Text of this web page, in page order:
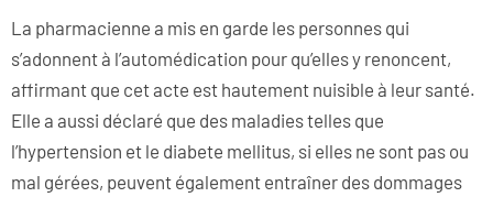
La pharmacienne a mis en garde les personnes qui
s’adonnent à l’automédication pour qu’elles y renoncent,
affirmant que cet acte est hautement nuisible à leur santé.
Elle a aussi déclaré que des maladies telles que
l’hypertension et le diabete mellitus, si elles ne sont pas ou
mal gérées, peuvent également entraîner des dommages